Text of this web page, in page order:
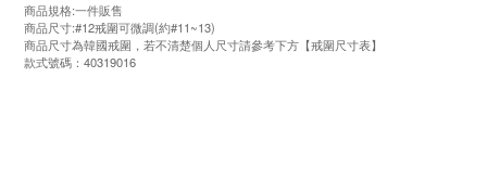
商品規格:一件販售
商品尺寸:#12戒圍可微調(約#11~13)
商品尺寸為韓國戒圍，若不清楚個人尺寸請參考下方【戒圍尺寸表】
款式號碼：40319016